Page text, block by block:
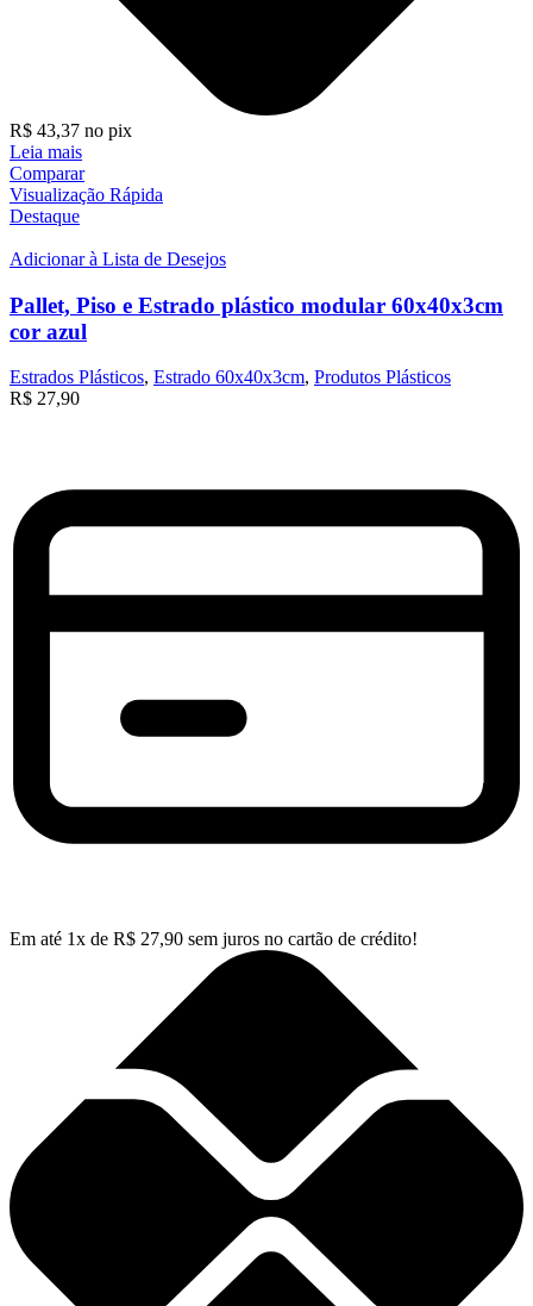
R$ 43,37 no pix
Leia mais
Comparar
Visualização Rápida
Destaque
Adicionar à Lista de Desejos
Pallet, Piso e Estrado plástico modular 60x40x3cm
cor azul
Estrados Plásticos, Estrado 60x40x3cm, Produtos Plásticos
R$ 27,90
Em até 1x de R$ 27,90 sem juros no cartão de crédito!